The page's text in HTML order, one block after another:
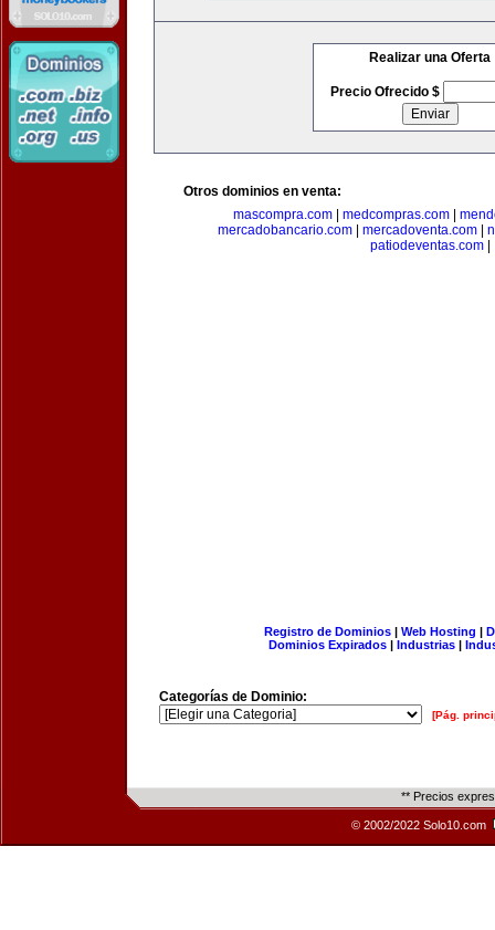
Realizar una Oferta
Precio Ofrecido $
Otros dominios en venta:
mascompra.com| medcompras.com|
mercadobancario.com| mercadoventa.com|
patiodeventas.com|
Registro de Dominios| Web Hosting |
Dominios Expirados | Industrias |
Categorías de Dominio:
[Pág.
** Precios
© 2002/2022 Solo10.com